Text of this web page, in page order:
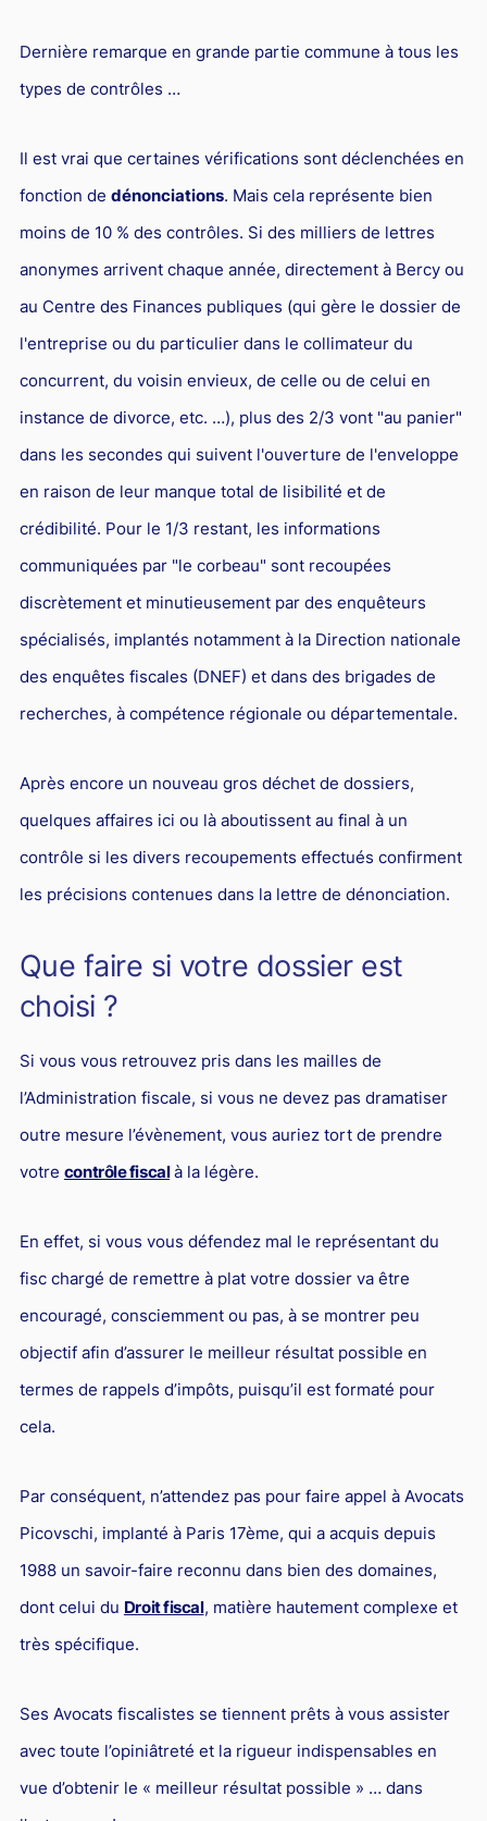
Dernière remarque en grande partie commune à tous les
types de contrôles …
Il est vrai que certaines vérifications sont déclenchées en
fonction de dénonciations. Mais cela représente bien
moins de 10 % des contrôles. Si des milliers de lettres
anonymes arrivent chaque année, directement à Bercy ou
au Centre des Finances publiques (qui gère le dossier de
l'entreprise ou du particulier dans le collimateur du
concurrent, du voisin envieux, de celle ou de celui en
instance de divorce, etc. …), plus des 2/3 vont "au panier"
dans les secondes qui suivent l'ouverture de l'enveloppe
en raison de leur manque total de lisibilité et de
crédibilité. Pour le 1/3 restant, les informations
communiquées par "le corbeau" sont recoupées
discrètement et minutieusement par des enquêteurs
spécialisés, implantés notamment à la Direction nationale
des enquêtes fiscales (DNEF) et dans des brigades de
recherches, à compétence régionale ou départementale.
Après encore un nouveau gros déchet de dossiers,
quelques affaires ici ou là aboutissent au final à un
contrôle si les divers recoupements effectués confirment
les précisions contenues dans la lettre de dénonciation.
Que faire si votre dossier est
choisi ?
Si vous vous retrouvez pris dans les mailles de
l’Administration fiscale, si vous ne devez pas dramatiser
outre mesure l’évènement, vous auriez tort de prendre
votre contrôle fiscalà la légère.
En effet, si vous vous défendez mal le représentant du
fisc chargé de remettre à plat votre dossier va être
encouragé, consciemment ou pas, à se montrer peu
objectif afin d’assurer le meilleur résultat possible en
termes de rappels d’impôts, puisqu’il est formaté pour
cela.
Par conséquent, n’attendez pas pour faire appel à Avocats
Picovschi, implanté à Paris 17ème, qui a acquis depuis
1988 un savoir-faire reconnu dans bien des domaines,
dont celui du Droit fiscal, matière hautement complexe et
très spécifique.
Ses Avocats fiscalistes se tiennent prêts à vous assister
avec toute l’opiniâtreté et la rigueur indispensables en
vue d’obtenir le « meilleur résultat possible » … dans